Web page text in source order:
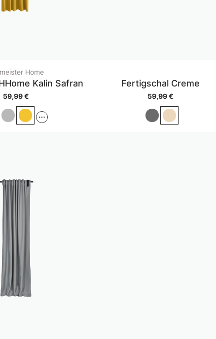
Home
Kalin Safran
59,99 €
Fertigschal Creme
59,99 €